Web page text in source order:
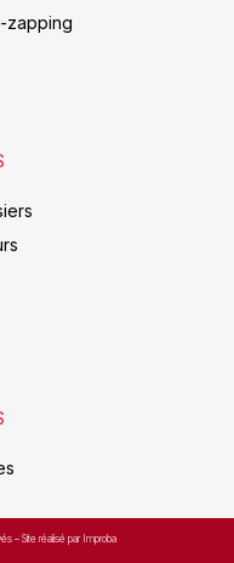
zapping
– Site réalisé par Improba